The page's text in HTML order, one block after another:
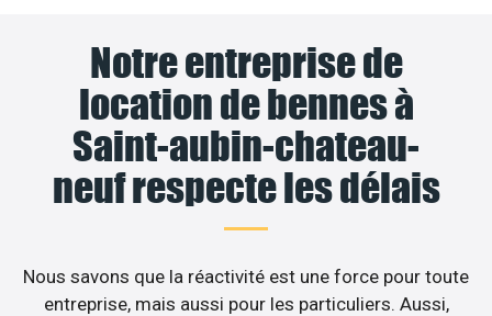
Notre entreprise de
location de bennes à
Saint-aubin-chateau-
neuf respecte les délais
Nous savons que la réactivité est une force pour toute
entreprise, mais aussi pour les particuliers. Aussi,